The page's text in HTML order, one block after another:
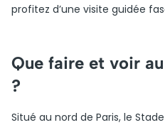
profitez d’une visite guidée
Que faire et voir
?
Situé au nord de Paris, le